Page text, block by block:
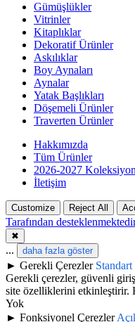
Gümüşlükler
Vitrinler
Kitaplıklar
Dekoratif Ürünler
Askılıklar
Boy Aynaları
Aynalar
Yatak Başlıkları
Döşemeli Ürünler
Traverten Ürünler
Hakkımızda
Tüm Ürünler
2026-2027
İletişim
Customize Reject All
Tarafından
✖
... daha fazla göster
► Gerekli Çerezler Standart
Gerekli çerezler, güvenli
site özelliklerini etkinleştirir.
Yok
► Fonksiyonel Çerezler